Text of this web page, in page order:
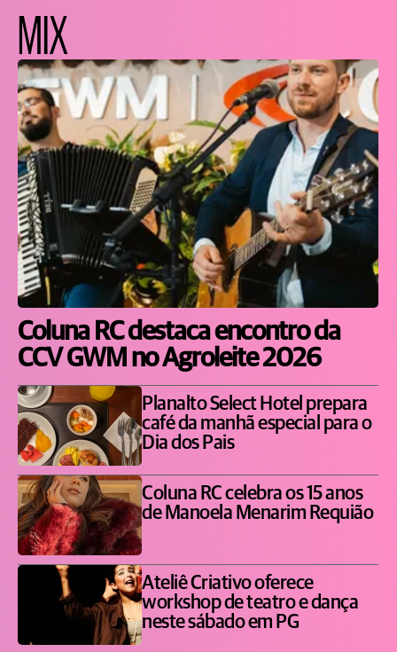
MIX
Coluna RC destaca encontro da
CCV GWM no Agroleite 2026
Planalto Select Hotel prepara
café da manhã especial para o
Dia dos Pais
Coluna RC celebra os 15 anos
de Manoela Menarim Requião
Ateliê Criativo oferece
workshop de teatro e dança
neste sábado em PG